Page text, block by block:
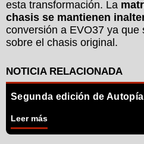
esta transformación. La
chasis se mantienen
conversión a EVO37 ya que
sobre el chasis original.
Segunda edición de
Leer más